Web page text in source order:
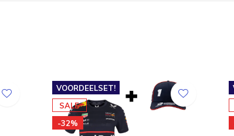
VOORDEELSET!
SALE
-32%